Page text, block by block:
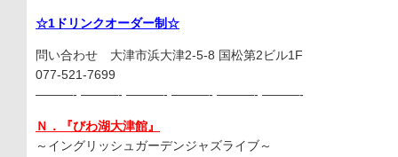
☆1ドリンクオーダー制☆
問い合わせ 大津市浜大津2-5-8 国松第2ビル1F
077-521-7699
———- ———- ———- ———- ———- ———-
Ｎ．『びわ湖大津館』
～イングリッシュガーデンジャズライブ～